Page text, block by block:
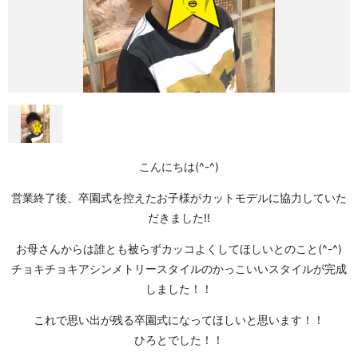
こんにちは(^-^)
営業終了後、卒園式を控えたお子様がカットモデルに協力していた
だきました!!
お母さんからは誰とも被らずカッコよくしてほしいとのこと(^-^)
チョキチョキアシンメトリースタイルのかっこいいスタイルが完成
しました！！
これで思い出が残る卒園式になってほしいと思います！！
ひろとでした！！